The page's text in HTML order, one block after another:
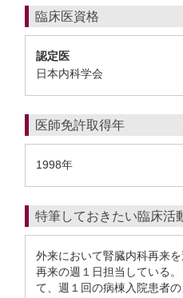
臨床医資格
認定医
日本内科学会
医師免許取得年
1998年
特筆しておきたい臨床活
外来において腎臓内科再来
再来の週１日担当している
て、週１回の病棟入院患者